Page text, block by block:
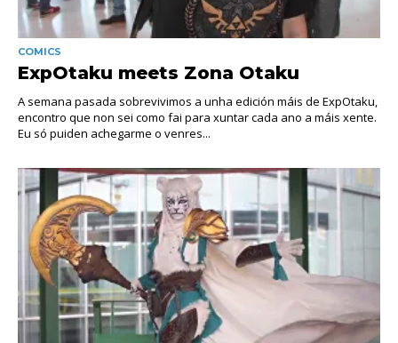
COMICS
ExpOtaku meets Zona Otaku
A semana pasada sobrevivimos a unha edición máis de ExpOtaku,
encontro que non sei como fai para xuntar cada ano a máis xente.
Eu só puiden achegarme o venres...